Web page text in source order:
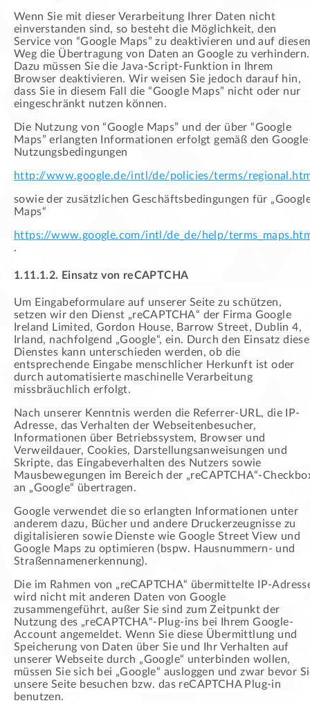
Wenn Sie mit dieser Verarbeitung Ihrer Daten nicht
einverstanden sind, so besteht die Möglichkeit, den
Service von “Google Maps” zu deaktivieren und auf
Weg die Übertragung von Daten an Google zu verhindern.
Dazu müssen Sie die Java-Script-Funktion in Ihrem
Browser deaktivieren. Wir weisen Sie jedoch darauf hin,
dass Sie in diesem Fall die “Google Maps” nicht oder nur
eingeschränkt nutzen können.
Die Nutzung von “Google Maps” und der über “Google
Maps” erlangten Informationen erfolgt gemäß den
Nutzungsbedingungen
http://www.google.de/intl/de/policies/terms/
sowie der zusätzlichen Geschäftsbedingungen für
Maps“
https://www.google.com/intl/de_de/help/
.
1.11.1.2. Einsatz von reCAPTCHA
Um Eingabeformulare auf unserer Seite zu schützen,
setzen wir den Dienst „reCAPTCHA“ der Firma Google
Ireland Limited, Gordon House, Barrow Street, Dublin 4,
Irland, nachfolgend „Google“, ein. Durch den Einsatz
Dienstes kann unterschieden werden, ob die
entsprechende Eingabe menschlicher Herkunft ist oder
durch automatisierte maschinelle Verarbeitung
missbräuchlich erfolgt.
Nach unserer Kenntnis werden die Referrer-URL, die IP-
Adresse, das Verhalten der Webseitenbesucher,
Informationen über Betriebssystem, Browser und
Verweildauer, Cookies, Darstellungsanweisungen und
Skripte, das Eingabeverhalten des Nutzers sowie
Mausbewegungen im Bereich der „reCAPTCHA“-
an „Google“ übertragen.
Google verwendet die so erlangten Informationen unter
anderem dazu, Bücher und andere Druckerzeugnisse zu
digitalisieren sowie Dienste wie Google Street View und
Google Maps zu optimieren (bspw. Hausnummern- und
Straßennamenerkennung).
Die im Rahmen von „reCAPTCHA“ übermittelte IP-
wird nicht mit anderen Daten von Google
zusammengeführt, außer Sie sind zum Zeitpunkt der
Nutzung des „reCAPTCHA“-Plug-ins bei Ihrem Google-
Account angemeldet. Wenn Sie diese Übermittlung und
Speicherung von Daten über Sie und Ihr Verhalten auf
unserer Webseite durch „Google“ unterbinden wollen,
müssen Sie sich bei „Google“ ausloggen und zwar bevor
unsere Seite besuchen bzw. das reCAPTCHA Plug-in
benutzen.